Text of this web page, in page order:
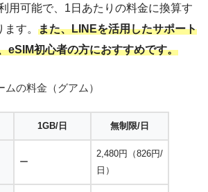
用可能で、1日あたりの料金に換算す
す。 また、LINEを活用したサポート
eSIM初心者の方におすすめです。
の料金（グアム）
1GB/日 無制限/日
ー
2,480円（826円/
日）